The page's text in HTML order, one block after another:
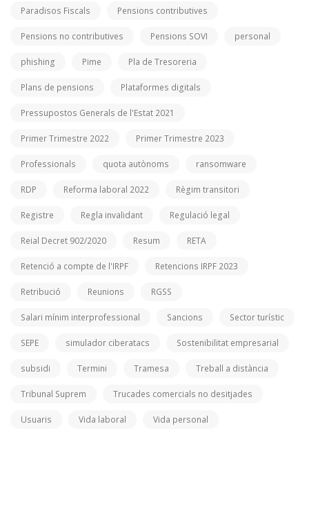
Paradisos Fiscals Pensions contributives
Pensions no contributives Pensions SOVI personal
phishing Pime Pla de Tresoreria
Plans de pensions Plataformes digitals
Pressupostos Generals de l'Estat 2021
Primer Trimestre 2022 Primer Trimestre 2023
Professionals quota autònoms ransomware
RDP Reforma laboral 2022 Règim transitori
Registre Regla invalidant Regulació legal
Reial Decret 902/2020 Resum RETA
Retenció a compte de l'IRPF Retencions IRPF 2023
Retribució Reunions RGSS
Salari mínim interprofessional Sancions Sector turístic
SEPE simulador ciberatacs Sostenibilitat empresarial
subsidi Termini Tramesa Treball a distància
Tribunal Suprem Trucades comercials no desitjades
Usuaris Vida laboral Vida personal